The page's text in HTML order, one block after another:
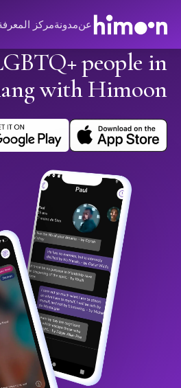
عنمدونةمركز
people in
with Himoon